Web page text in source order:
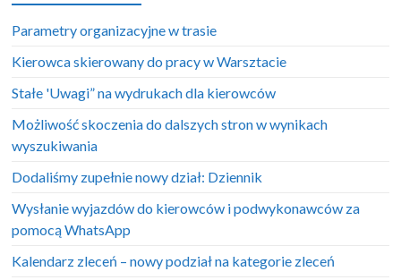
Parametry organizacyjne w trasie
Kierowca skierowany do pracy w Warsztacie
Stałe 'Uwagi” na wydrukach dla kierowców
Możliwość skoczenia do dalszych stron w wynikach
wyszukiwania
Dodaliśmy zupełnie nowy dział: Dziennik
Wysłanie wyjazdów do kierowców i podwykonawców za
pomocą WhatsApp
Kalendarz zleceń – nowy podział na kategorie zleceń